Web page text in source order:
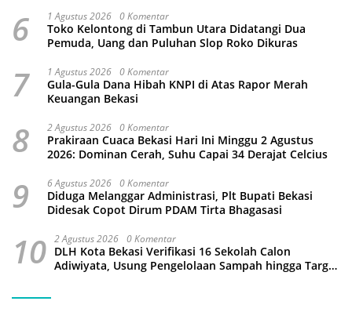
6 1 Agustus 2026 0 Komentar
Toko Kelontong di Tambun Utara Didatangi Dua
Pemuda, Uang dan Puluhan Slop Roko Dikuras
7 1 Agustus 2026 0 Komentar
Gula-Gula Dana Hibah KNPI di Atas Rapor Merah
Keuangan Bekasi
8 2 Agustus 2026 0 Komentar
Prakiraan Cuaca Bekasi Hari Ini Minggu 2 Agustus
2026: Dominan Cerah, Suhu Capai 34 Derajat Celcius
9 6 Agustus 2026 0 Komentar
Diduga Melanggar Administrasi, Plt Bupati Bekasi
Didesak Copot Dirum PDAM Tirta Bhagasasi
10 2 Agustus 2026 0 Komentar
DLH Kota Bekasi Verifikasi 16 Sekolah Calon
Adiwiyata, Usung Pengelolaan Sampah hingga Target